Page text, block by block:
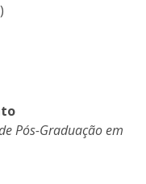
Pós-Graduação em